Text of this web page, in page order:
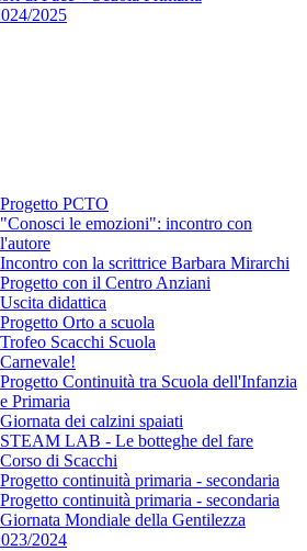
2025
Progetto PCTO
"Conosci le emozioni": incontro con
l'autore
Incontro con la scrittrice Barbara Mirarchi
Progetto con il Centro Anziani
Uscita didattica
Progetto Orto a scuola
Trofeo Scacchi Scuola
Carnevale!
Progetto Continuità tra Scuola dell'Infanzia
e Primaria
Giornata dei calzini spaiati
STEAM LAB - Le botteghe del fare
Corso di Scacchi
Progetto continuità primaria - secondaria
Progetto continuità primaria - secondaria
Giornata Mondiale della Gentilezza
2024